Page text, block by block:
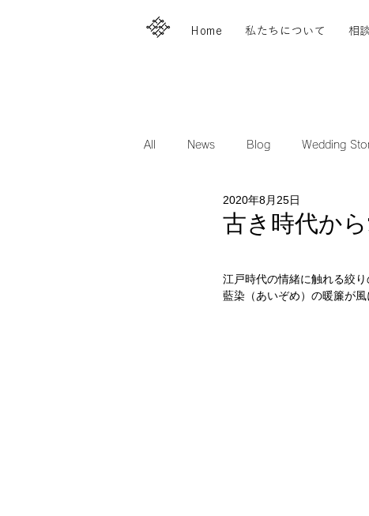
Home 私たちについて 相
All News Blog Wedding
古き時代か
2020年8月25日
江戸時代の情緒に触れる絞
藍染（あいぞめ）の暖簾が